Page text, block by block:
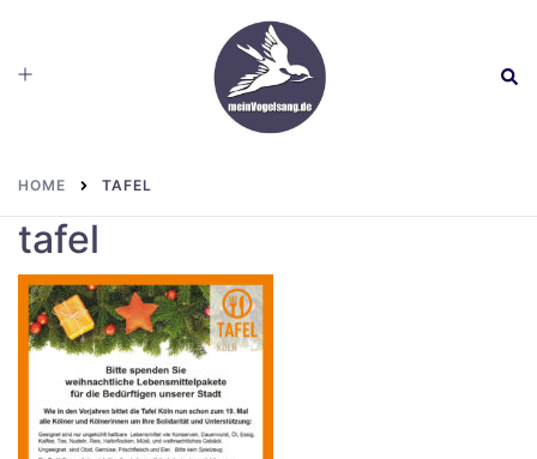
content
Toggle
HOME TAFEL
tafel